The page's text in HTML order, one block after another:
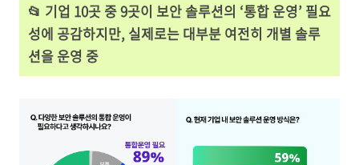
📂 기업 10곳 중 9곳이 보안 솔루션의 ‘통합 운영’ 필요
성에 공감하지만, 실제로는 대부분 여전히 개별 솔루
션을 운영 중